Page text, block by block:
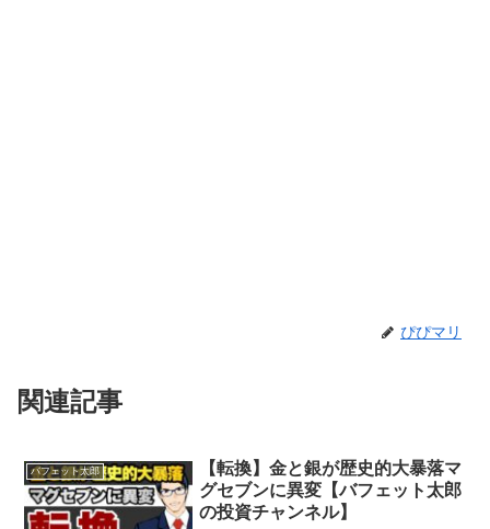
ぴぴマリ
関連記事
バフェット太郎
【転換】金と銀が歴史的大暴落マ
グセブンに異変【バフェット太郎
の投資チャンネル】